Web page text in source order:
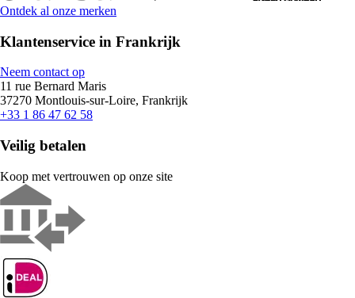
Ontdek al onze merken
Klantenservice in Frankrijk
Neem contact op
11 rue Bernard Maris
37270 Montlouis-sur-Loire, Frankrijk
+33 1 86 47 62 58
Veilig betalen
Koop met vertrouwen op onze site